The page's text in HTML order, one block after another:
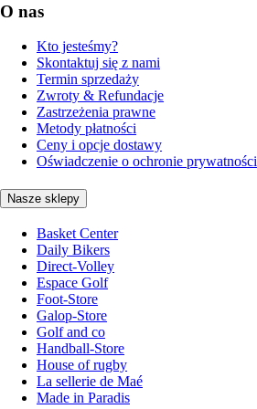
O nas
Kto jesteśmy?
Skontaktuj się z nami
Termin sprzedaży
Zwroty & Refundacje
Zastrzeżenia prawne
Metody płatności
Ceny i opcje dostawy
Oświadczenie o ochronie prywatności
Nasze sklepy
Basket Center
Daily Bikers
Direct-Volley
Espace Golf
Foot-Store
Galop-Store
Golf and co
Handball-Store
House of rugby
La sellerie de Maé
Made in Paradis